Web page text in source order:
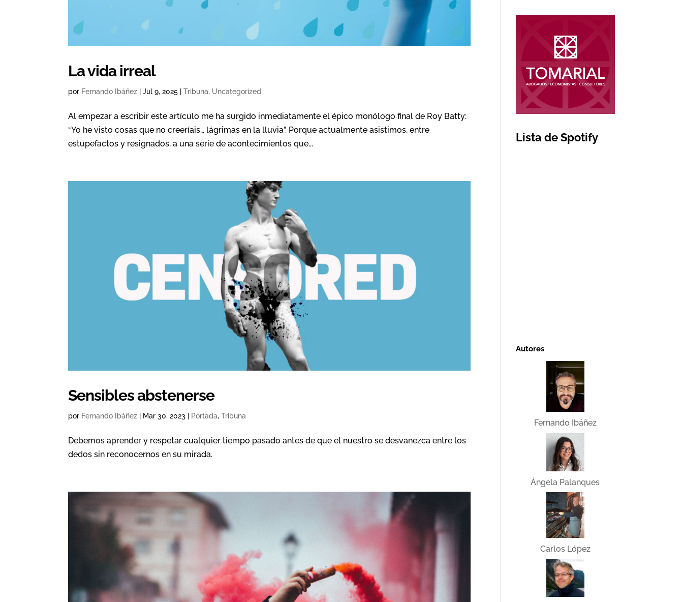
La vida irreal
por Fernando Ibáñez |Jul 9, 2025 |Tribuna, Uncategorized
Al empezar a escribir este artículo me ha surgido inmediatamente el épico monólogo final de Roy Batty:
“Yo he visto cosas que no creeríais… lágrimas en la lluvia”. Porque actualmente asistimos, entre
estupefactos y resignados, a una serie de acontecimientos que...
Sensibles abstenerse
por Fernando Ibáñez | Mar 30, 2023 | Portada,Tribuna
Debemos aprender y respetar cualquier tiempo pasado antes de que el nuestro se desvanezca entre los
dedos sin reconocernos en su mirada.
Lista de Spotify
Autores
Fernando Ibáñez
Ángela Palanques
Carlos López